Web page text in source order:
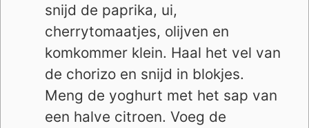
snijd de paprika, ui,
cherrytomaatjes, olijven en
komkommer klein. Haal het vel van
de chorizo en snijd in blokjes.
Meng de yoghurt met het sap van
een halve citroen. Voeg de